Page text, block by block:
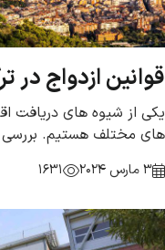
قوانین ازدواج در
یکی از شیوه های دریافت
های مختلف هستیم. بررسی
3 مارس 2024 1631